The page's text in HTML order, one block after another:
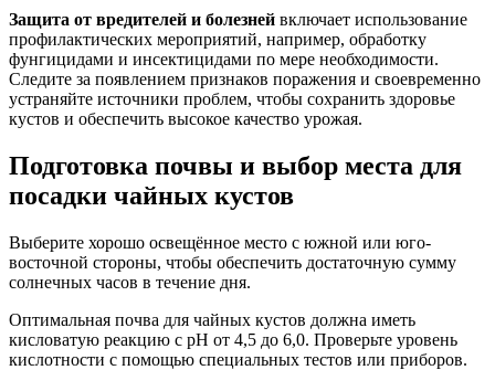
Защита от вредителей и болезней включает использование
профилактических мероприятий, например, обработку
фунгицидами и инсектицидами по мере необходимости.
Следите за появлением признаков поражения и своевременно
устраняйте источники проблем, чтобы сохранить здоровье
кустов и обеспечить высокое качество урожая.
Подготовка почвы и выбор места для
посадки чайных кустов
Выберите хорошо освещённое место с южной или юго-
восточной стороны, чтобы обеспечить достаточную сумму
солнечных часов в течение дня.
Оптимальная почва для чайных кустов должна иметь
кисловатую реакцию с pH от 4,5 до 6,0. Проверьте уровень
кислотности с помощью специальных тестов или приборов.